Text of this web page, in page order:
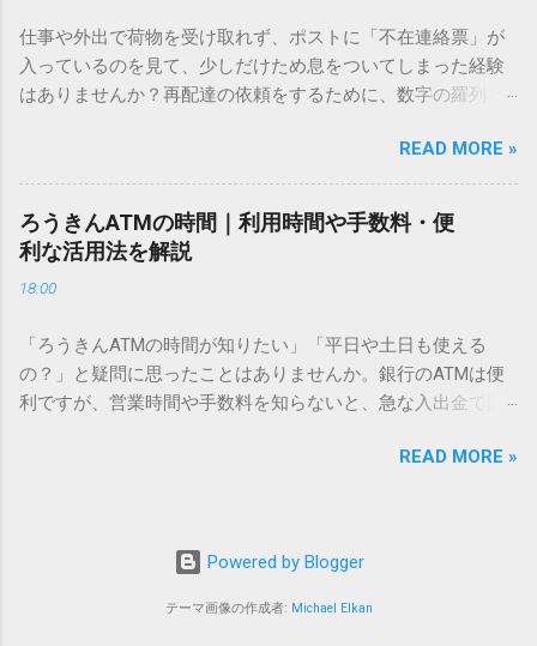
必要はありません。 1. なぜ「変換」しても旧字・外字が出て
こないのか？ そもそも、なぜ普通の変換で出てこない漢字が
あるのでしょうか。その理由は、パソコンが文字を認識する
は、JIS規格（日本産業規格）によって「第1水準」「第2水
準」といった形で整理されています。しかし、人名や地名に
使われる非常に古い漢字（旧字）や、特定の組織だけで作ら
れた「外字」は、この一般的な変換リストに含まれていない
ン上のすべての文字には、いわば「住所」のような番号が割
り振られています。変換候補に出ない文字でも、この住所
（コード）を直接指定すれば、確実に呼び出すことができる
のです。 2. Windows標準機能！文字コードで漢字を出す「16
進数入力」 最も汎用性が高く、特別なソフトも不要なのが
20BB7）」を把握する。 入力モードを「半角」にする（※重
[Alt]キーを押しながら[X]キー**を押す。 入力した数字が、一
仕事や外出で荷物を受け取れず、ポストに「不在連絡票」が
入っているのを見て、少しだけため息をついてしまった経験
はありませんか？再配達の依頼をするために、数字の羅列を
ことに申し訳なさを感じたりすることもあるかもしれませ
ん。 「もっとスムーズに、自分のタイミングで受け取りた
い」 「わざわざ電話をかけずに、スマホ一つで完結させた
い」 そんな願いを叶えてくれるのが、佐川急便の会員制サー
ビス「スマートクラブ」と、LINEや公式アプリの連携です。
これらを活用するだけで、再配達のストレスは驚くほど軽く
受け取り術と、連携による具体的なメリットを徹底解説しま
す。 佐川急便の再配達が劇的に変わる「スマートクラブ」と
は？ まず押さえておきたいのが、佐川急便の個人向け無料会
況をリアルタイムで管理するための基盤となるサービスで
が飛躍的に向上しています。登録を済ませておくだけで、荷
め配達時間を変更するといった先回りの対応が可能になりま
READ MORE »
ろうきんATMの時間｜利用時間や手数料・便
利な活用法を解説
18:00
「ろうきんATMの時間が知りたい」「平日や土日も使える
の？」と疑問に思ったことはありませんか。銀行のATMは便
利ですが、営業時間や手数料を知らないと、急な入出金で困
ATM営業時間や利用の注意点、便利な活用法 を詳しく解説し
です。 1-1. 店舗内ATM 平日：9:00〜17:00 土曜・日曜・祝
日：休止（※一部店舗では土曜日のみ利用可能） 店舗内ATM
は、銀行窓口と同じ営業時間で利用でき、 窓口での対応も可
READ MORE »
Powered by Blogger
テーマ画像の作成者: Michael Elkan